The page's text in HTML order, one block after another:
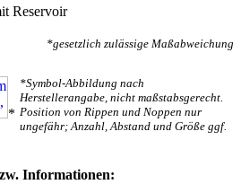
Reservoir
*gesetzlich zulässige Maßabweichung
*
*Symbol-Abbildung nach
Herstellerangabe, nicht maßstabsgerecht.
Position von Rippen und Noppen nur
ungefähr; Anzahl, Abstand und Größe ggf.
Informationen: